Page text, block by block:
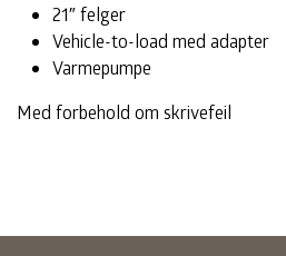
21″ felger
Vehicle-to-load med adapter
Varmepumpe
Med forbehold om skrivefeil